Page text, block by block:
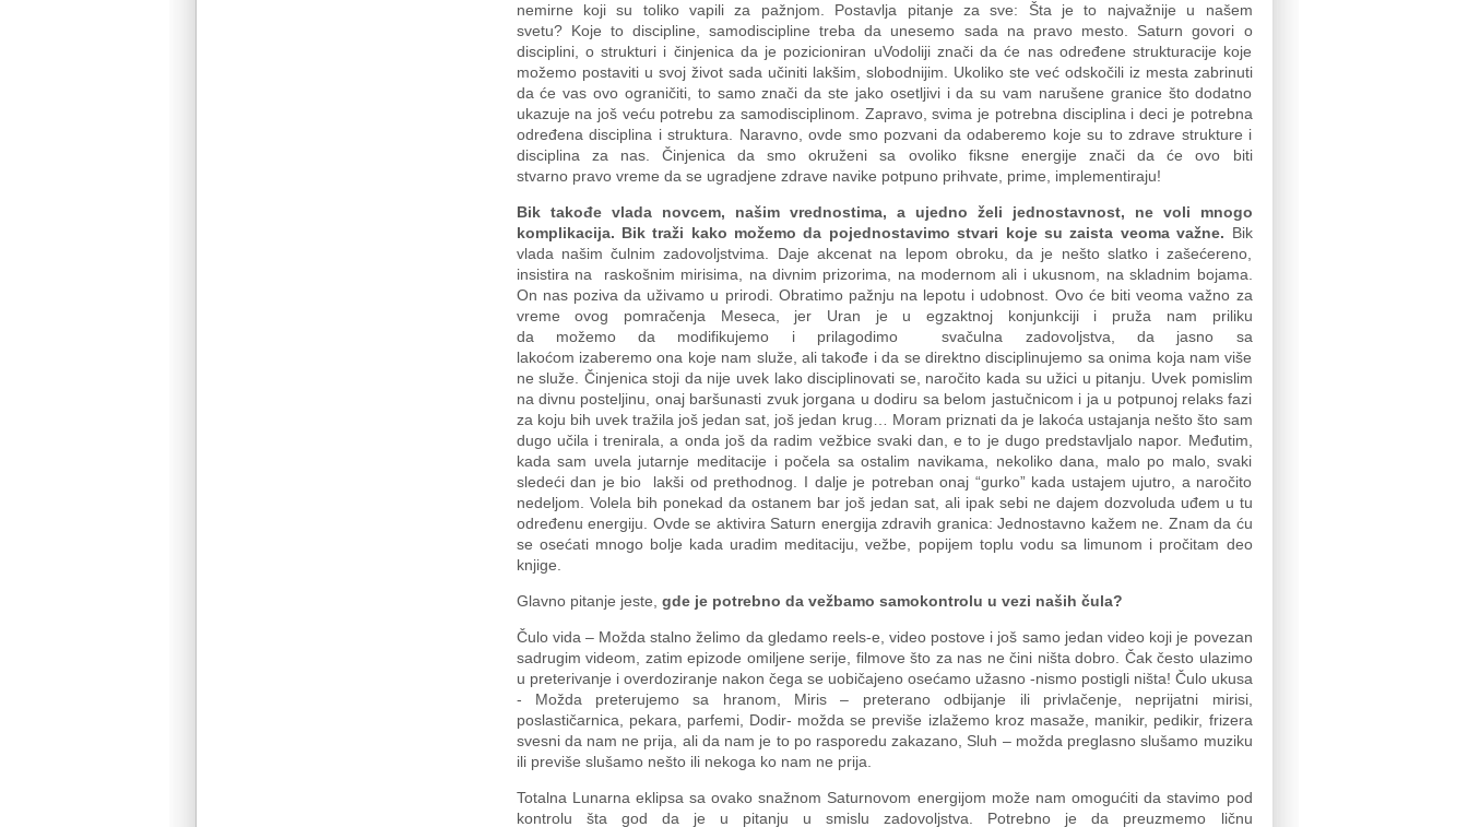
nemirne koji su toliko vapili za pažnjom. Postavlja pitanje za sve: Šta je to najvažnije u našem
svetu? Koje to discipline, samodiscipline treba da unesemo sada na pravo mesto. Saturn govori o
disciplini, o strukturi i činjenica da je pozicioniran uVodoliji znači da će nas određene strukturacije koje
možemo postaviti u svoj život sada učiniti lakšim, slobodnijim. Ukoliko ste već odskočili iz mesta zabrinuti
da će vas ovo ograničiti, to samo znači da ste jako osetljivi i da su vam narušene granice što dodatno
ukazuje na još veću potrebu za samodisciplinom. Zapravo, svima je potrebna disciplina i deci je potrebna
određena disciplina i struktura. Naravno, ovde smo pozvani da odaberemo koje su to zdrave strukture i
disciplina za nas. Činjenica da smo okruženi sa ovoliko fiksne energije znači da će ovo biti
stvarno pravo vreme da se ugradjene zdrave navike potpuno prihvate, prime, implementiraju!
Bik takođe vlada novcem, našimvrednostima, a ujedno želi jednostavnost, ne voli mnogo
komplikacija. Bik traži kako možemo da pojednostavimo stvari koje su zaista veomavažne. Bik
vlada našim čulnim zadovoljstvima. Daje akcenat na lepom obroku, da je nešto slatko i zašećereno,
insistira na raskošnim mirisima, na divnim prizorima, na modernom ali i ukusnom, na skladnim bojama.
On nas poziva da uživamo u prirodi. Obratimo pažnju na lepotu i udobnost. Ovo će biti veoma važno za
vreme ovog pomračenja Meseca, jer Uran je u egzaktnoj konjunkciji i pruža nam priliku
da možemo da modifikujemo i prilagodimo svačulna zadovoljstva, da jasno sa
lakoćom izaberemo ona koje nam služe, ali takođe i da se direktno disciplinujemo sa onima koja nam više
ne služe. Činjenica stoji da nije uvek lako disciplinovati se, naročito kada su užici u pitanju. Uvek pomislim
na divnu posteljinu, onaj baršunasti zvuk jorgana u dodiru sa belom jastučnicom i ja u potpunoj relaks fazi
za koju bih uvek tražila još jedan sat, još jedan krug… Moram priznati da je lakoća ustajanja nešto što sam
dugo učila i trenirala, a onda još da radim vežbice svaki dan, e to je dugo predstavljalo napor. Međutim,
kada sam uvela jutarnje meditacije i počela sa ostalim navikama, nekoliko dana, malo po malo, svaki
sledeći dan je bio lakši od prethodnog. I dalje je potreban onaj “gurko” kada ustajem ujutro, a naročito
nedeljom. Volela bih ponekad da ostanem bar još jedan sat, ali ipak sebi ne dajem dozvoluda uđem u tu
određenu energiju. Ovde se aktivira Saturn energija zdravih granica: Jednostavno kažem ne. Znam da ću
se osećati mnogo bolje kada uradim meditaciju, vežbe, popijem toplu vodu sa limunom i pročitam deo
knjige.
Glavno pitanje jeste, gde je potrebno da vežbamo samokontrolu u vezi naših čula?
Čulo vida – Možda stalno želimo da gledamo reels-e, video postove i još samo jedan video koji je povezan
sadrugim videom, zatim epizode omiljene serije, filmove što za nas ne čini ništa dobro. Čak često ulazimo
u preterivanje i overdoziranje nakon čega se uobičajeno osećamo užasno -nismo postigli ništa! Čulo ukusa
- Možda preterujemo sa hranom, Miris – preterano odbijanje ili privlačenje, neprijatni mirisi,
poslastičarnica, pekara, parfemi, Dodir- možda se previše izlažemo kroz masaže, manikir, pedikir, frizera
svesni da nam ne prija, ali da nam je to po rasporedu zakazano, Sluh – možda preglasno slušamo muziku
ili previše slušamo nešto ili nekoga ko nam ne prija.
Totalna Lunarna eklipsa sa ovako snažnom Saturnovom energijom može nam omogućiti da stavimo pod
kontrolu šta god da je u pitanju u smislu zadovoljstva. Potrebno je da preuzmemo ličnu